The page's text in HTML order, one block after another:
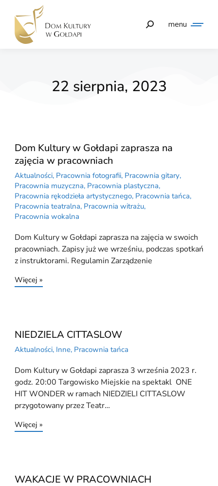
menu
22 sierpnia, 2023
Dom Kultury w Gołdapi zaprasza na
zajęcia w pracowniach
Aktualności, Pracownia fotografii, Pracownia gitary,
Pracownia muzyczna, Pracownia plastyczna,
Pracownia rękodzieła artystycznego, Pracownia tańca,
Pracownia teatralna, Pracownia witrażu,
Pracownia wokalna
Dom Kultury w Gołdapi zaprasza na zajęcia w swoich
pracowniach. Zapisy już we wrześniu, podczas spotkań
z instruktorami. Regulamin Zarządzenie
Więcej »
NIEDZIELA CITTASLOW
Aktualności, Inne, Pracownia tańca
Dom Kultury w Gołdapi zaprasza 3 września 2023 r.
godz. 20:00 Targowisko Miejskie na spektakl ONE
HIT WONDER w ramach NIEDZIELI CITTASLOW
przygotowany przez Teatr…
Więcej »
WAKACJE W PRACOWNIACH